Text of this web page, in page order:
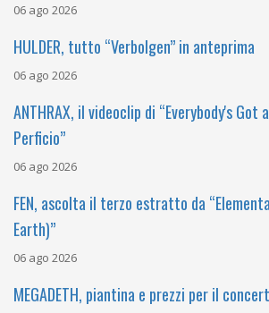
06 ago 2026
HULDER, tutto “Verbolgen” in anteprima
06 ago 2026
ANTHRAX, il videoclip di “Everybody's Got
Perficio”
06 ago 2026
FEN, ascolta il terzo estratto da
Earth)”
06 ago 2026
MEGADETH, piantina e prezzi per il